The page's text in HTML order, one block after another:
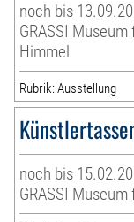
noch bis
GRASSI
Himmel
Rubrik: Ausstellung
noch bis
GRASSI